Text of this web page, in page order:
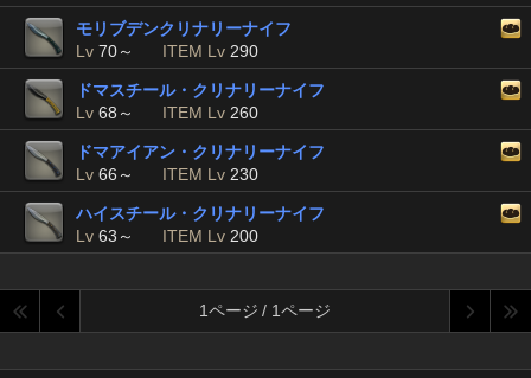
モリブデンクリナリーナイフ
Lv 70～ ITEM Lv 290
ドマスチール・クリナリーナイフ
Lv 68～ ITEM Lv 260
ドマアイアン・クリナリーナイフ
Lv 66～ ITEM Lv 230
ハイスチール・クリナリーナイフ
Lv 63～ ITEM Lv 200
1ページ / 1ページ